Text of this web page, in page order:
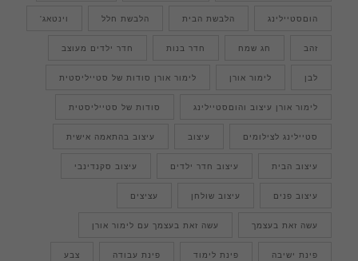
הוםסטיילינג הלבשת הבית הלבשת חלל וינטאג'
זהב חג שמח חדר בנות חדר ילדים מעוצב
לבן לימור אורן לימור אורן סודות של סטייליסטית
לימור אורן עיצוב והוםסטיילינג סודות של סטייליסטית
סטיילינג לצילומים עיצוב עיצוב בהתאמה אישית
עיצוב הבית עיצוב חדר ילדים עיצוב סקנדינבי
עיצוב פנים עיצוב שולחן עציצים
עשה זאת בעצמך עשה זאת בעצמך עם לימור אורן
פינת ישיבה פינת לימוד פינת עבודה צבע